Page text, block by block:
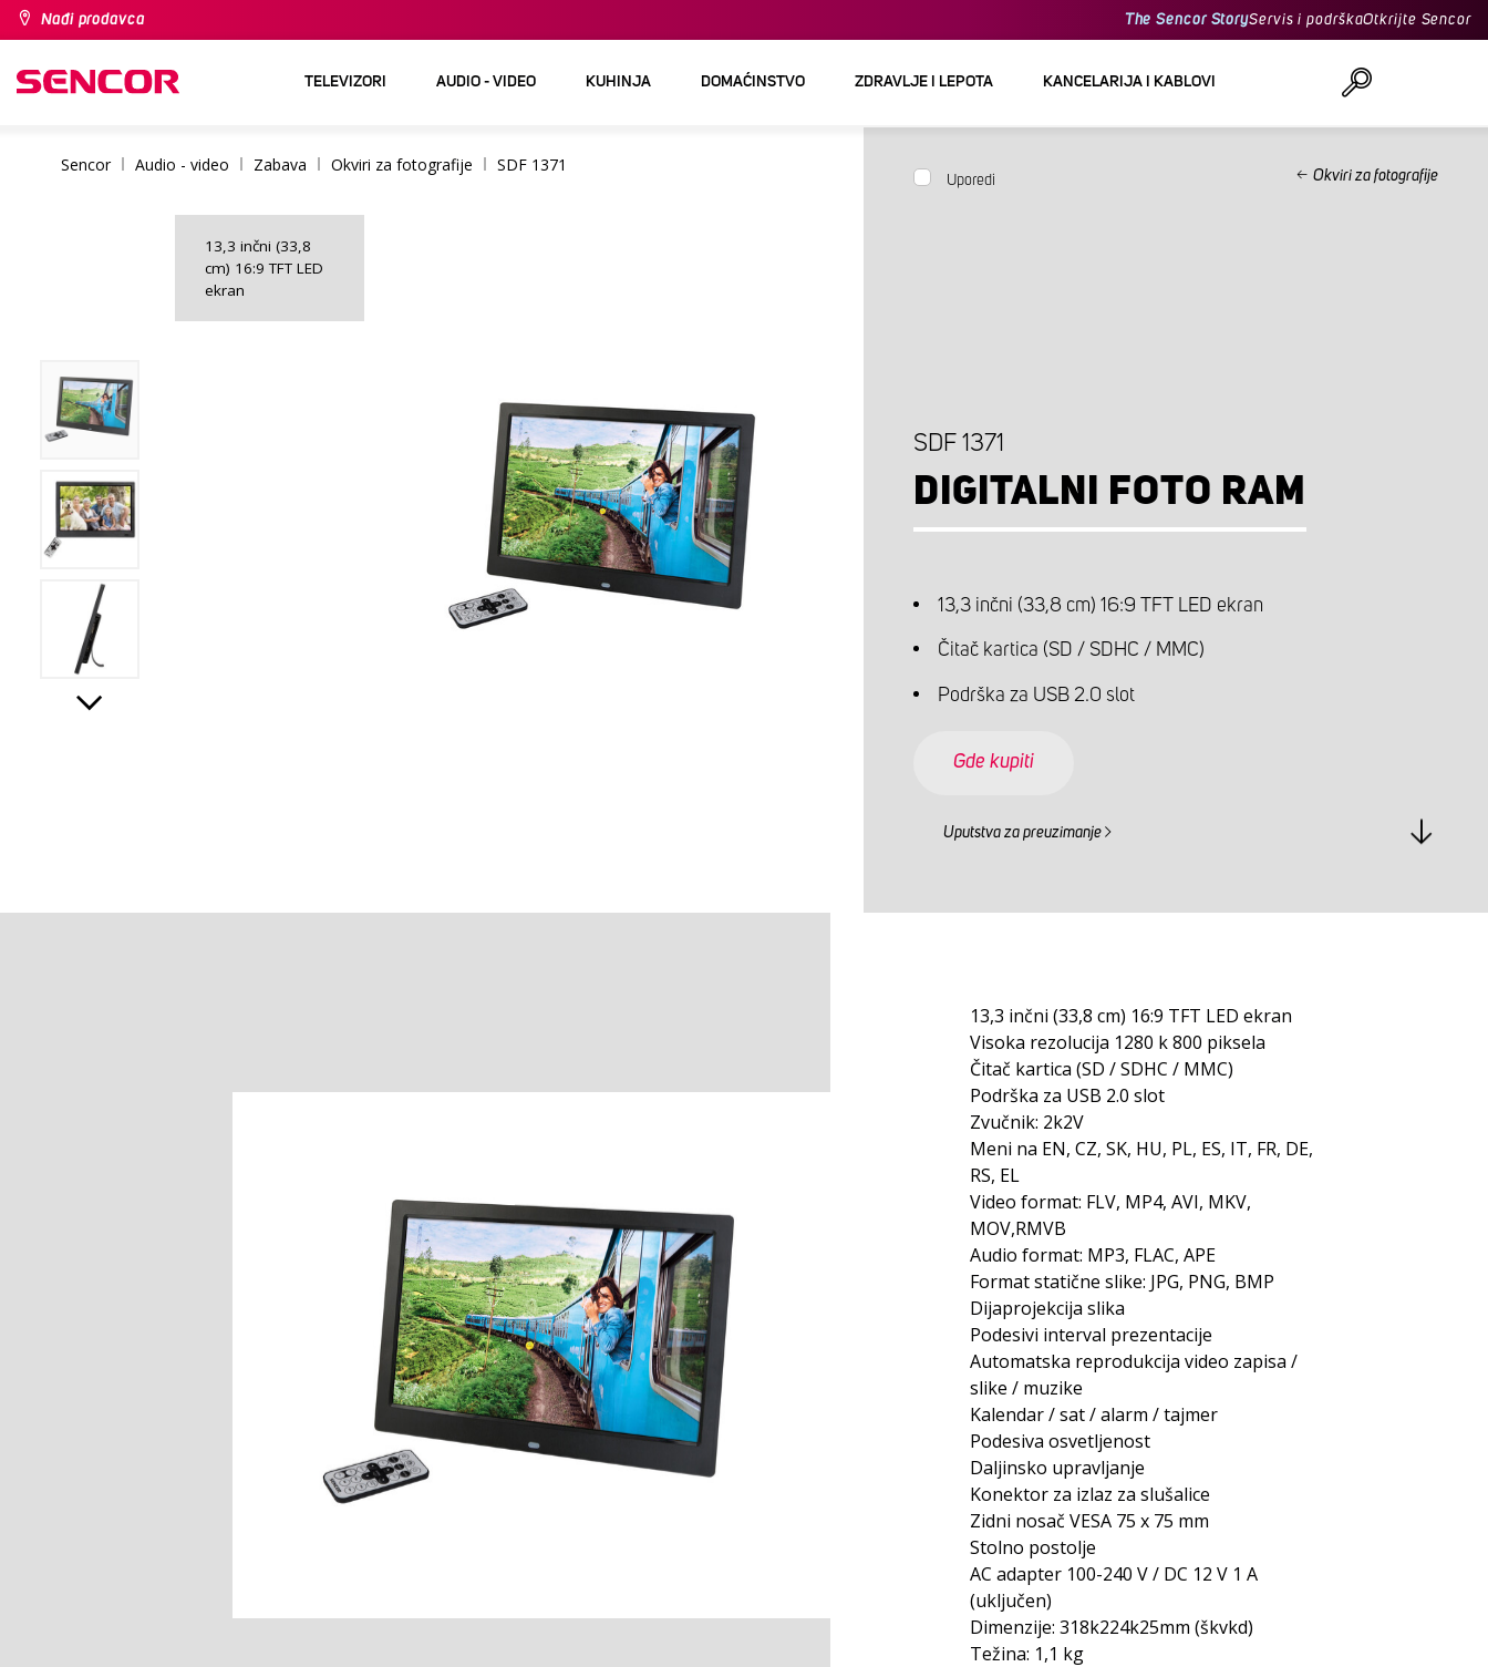
Nađi prodavca The Sencor StoryServis i podrškaOtkrijte Sencor
TELEVIZORI AUDIO - VIDEO KUHINJA DOMAĆINSTVO ZDRAVLJE I LEPOTA KANCELARIJA I KABLOVI
Sencor Audio - video Zabava Okviri za fotografije SDF 1371
13,3 inčni (33,8
cm) 16:9 TFT LED
ekran
Uporedi Okviri za fotografije
SDF 1371
DIGITALNI FOTO RAM
13,3 inčni (33,8 cm) 16:9 TFT LED ekran
Čitač kartica (SD / SDHC / MMC)
Podrška za USB 2.0 slot
Gde kupiti
Uputstva za preuzimanje
13,3 inčni (33,8 cm) 16:9 TFT LED ekran
Visoka rezolucija 1280 k 800 piksela
Čitač kartica (SD / SDHC / MMC)
Podrška za USB 2.0 slot
Zvučnik: 2k2V
Meni na EN, CZ, SK, HU, PL, ES, IT, FR, DE,
RS, EL
Video format: FLV, MP4, AVI, MKV,
MOV,RMVB
Audio format: MP3, FLAC, APE
Format statične slike: JPG, PNG, BMP
Dijaprojekcija slika
Podesivi interval prezentacije
Automatska reprodukcija video zapisa /
slike / muzike
Kalendar / sat / alarm / tajmer
Podesiva osvetljenost
Daljinsko upravljanje
Konektor za izlaz za slušalice
Zidni nosač VESA 75 x 75 mm
Stolno postolje
AC adapter 100-240 V / DC 12 V 1 A
(uključen)
Dimenzije: 318k224k25mm (škvkd)
Težina: 1,1 kg